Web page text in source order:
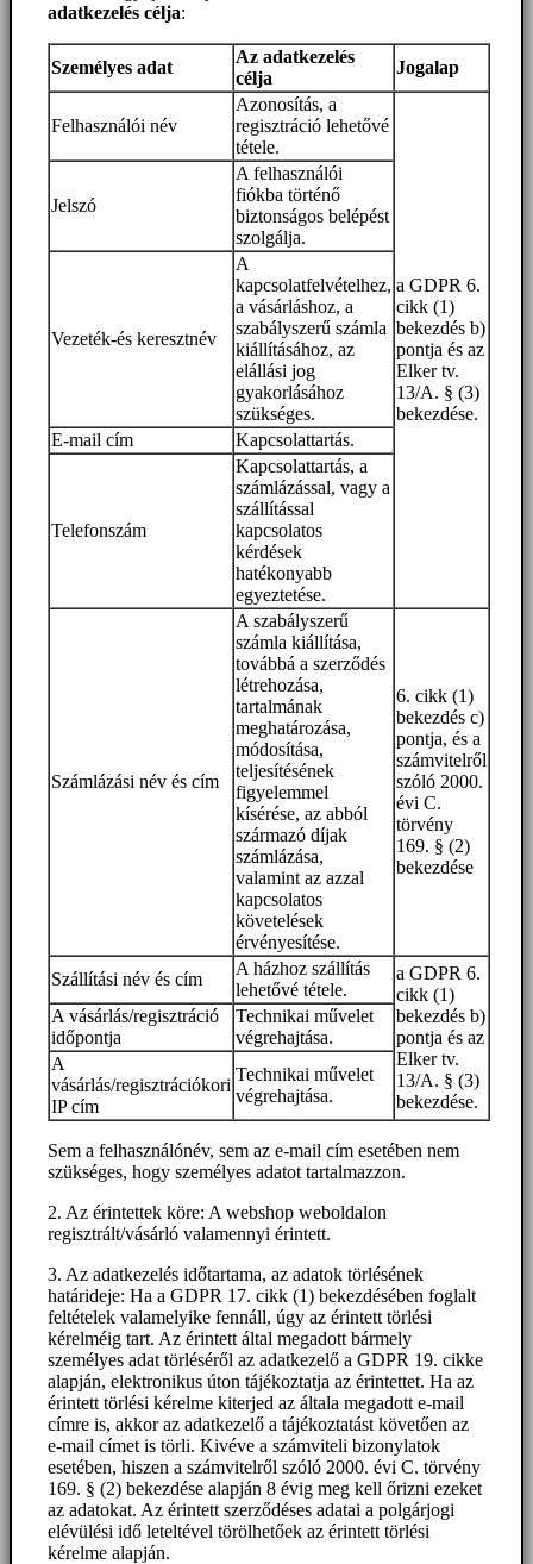
adatkezelés célja:
Személyes adat
Az adatkezelés
célja
Jogalap
Felhasználói név
Azonosítás, a
regisztráció lehetővé
tétele.
a GDPR 6.
cikk (1)
bekezdés b)
pontja és az
Elker tv.
13/A. § (3)
bekezdése.
Jelszó
A felhasználói
fiókba történő
biztonságos belépést
szolgálja.
Vezeték-és keresztnév
A
kapcsolatfelvételhez,
a vásárláshoz, a
szabályszerű számla
kiállításához, az
elállási jog
gyakorlásához
szükséges.
E-mail cím
Kapcsolattartás.
Telefonszám
Kapcsolattartás, a
számlázással, vagy a
szállítással
kapcsolatos
kérdések
hatékonyabb
egyeztetése.
Számlázási név és cím
A szabályszerű
számla kiállítása,
továbbá a szerződés
létrehozása,
tartalmának
meghatározása,
módosítása,
teljesítésének
figyelemmel
kísérése, az abból
származó díjak
számlázása,
valamint az azzal
kapcsolatos
követelések
érvényesítése.
6. cikk (1)
bekezdés c)
pontja, és a
számvitelről
szóló 2000.
évi C.
törvény
169. § (2)
bekezdése
Szállítási név és cím
A házhoz szállítás
lehetővé tétele.
a GDPR 6.
cikk (1)
bekezdés b)
pontja és az
Elker tv.
13/A. § (3)
bekezdése.
A vásárlás/regisztráció
időpontja
Technikai művelet
végrehajtása.
A
vásárlás/regisztrációkori
IP cím
Technikai művelet
végrehajtása.
Sem a felhasználónév, sem az e-mail cím esetében nem
szükséges, hogy személyes adatot tartalmazzon.
2. Az érintettek köre: A webshop weboldalon
regisztrált/vásárló valamennyi érintett.
3. Az adatkezelés időtartama, az adatok törlésének
határideje: Ha a GDPR 17. cikk (1) bekezdésében foglalt
feltételek valamelyike fennáll, úgy az érintett törlési
kérelméig tart. Az érintett által megadott bármely
személyes adat törléséről az adatkezelő a GDPR 19. cikke
alapján, elektronikus úton tájékoztatja az érintettet. Ha az
érintett törlési kérelme kiterjed az általa megadott e-mail
címre is, akkor az adatkezelő a tájékoztatást követően az
e-mail címet is törli. Kivéve a számviteli bizonylatok
esetében, hiszen a számvitelről szóló 2000. évi C. törvény
169. § (2) bekezdése alapján 8 évig meg kell őrizni ezeket
az adatokat. Az érintett szerződéses adatai a polgárjogi
elévülési idő leteltével törölhetőek az érintett törlési
kérelme alapján.